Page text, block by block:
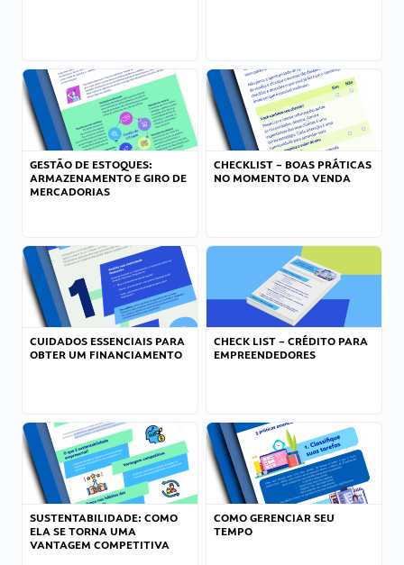
GESTÃO DE ESTOQUES:
ARMAZENAMENTO E GIRO DE
MERCADORIAS
CHECKLIST – BOAS PRÁTICAS
NO MOMENTO DA VENDA
CUIDADOS ESSENCIAIS PARA
OBTER UM FINANCIAMENTO
CHECK LIST – CRÉDITO PARA
EMPREENDEDORES
SUSTENTABILIDADE: COMO
ELA SE TORNA UMA
VANTAGEM COMPETITIVA
COMO GERENCIAR SEU
TEMPO